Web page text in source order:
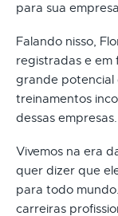
para sua
Falando nisso,
registradas e em
grande potencial
treinamentos
dessas empresas.
Vivemos na era
quer dizer que
para todo
carreiras